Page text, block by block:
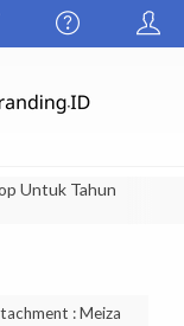
Untuk Tahun
: Meiza